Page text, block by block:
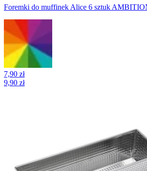
Foremki do muffinek Alice 6 sztuk
7,90 zł
9,90 zł